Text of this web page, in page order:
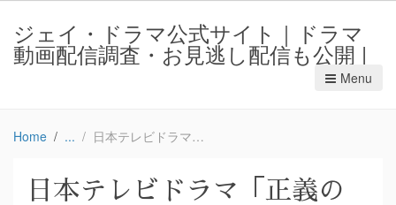
ジェイ・ドラマ公式サイト｜ドラマ
動画配信調査・お見逃し配信も公開 |
Menu
Home 日本テレビドラマ「正義のセ（せいぎのせ）/Seigi no Se（2018年）」のオンラインデジタル動画配信情報
日本テレビドラマ「正義の